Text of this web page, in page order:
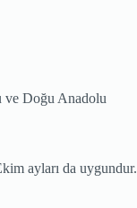
ve Doğu Anadolu
ayları da uygundur.